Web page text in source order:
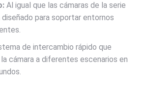
Al igual que las cámaras de la serie
para soportar entornos
de intercambio rápido que
cámara a diferentes escenarios en